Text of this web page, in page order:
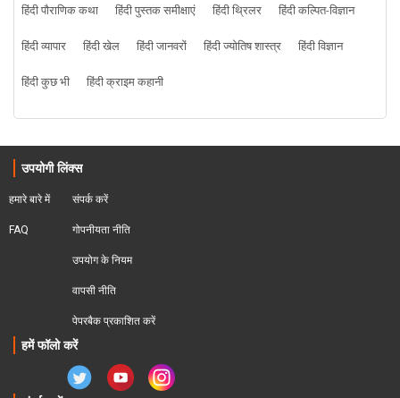
हिंदी पौराणिक कथा
हिंदी पुस्तक समीक्षाएं हिंदी थ्रिलर
हिंदी कल्पित-विज्ञान
हिंदी व्यापार
हिंदी खेल हिंदी जानवरों हिंदी ज्योतिष शास्त्र
हिंदी विज्ञान
हिंदी कुछ भी
हिंदी क्राइम कहानी
उपयोगी लिंक्स
हमारे बारे में
FAQ
संपर्क करें
गोपनीयता नीति
उपयोग के नियम
वापसी नीति
पेपरबैक प्रकाशित करें
हमें फॉलो करें